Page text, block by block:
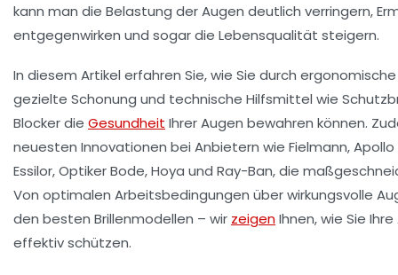
kann man die Belastung der Augen deutlich verringern,
entgegenwirken und sogar die Lebensqualität steigern.
In diesem Artikel erfahren Sie, wie Sie durch
gezielte Schonung und technische Hilfsmittel wie
Blocker die Gesundheit Ihrer Augen bewahren können.
neuesten Innovationen bei Anbietern wie Fielmann, Apollo
Essilor, Optiker Bode, Hoya und Ray-Ban, die
Von optimalen Arbeitsbedingungen über wirkungsvolle
den besten Brillenmodellen – wir zeigenIhnen, wie Sie
effektiv schützen.